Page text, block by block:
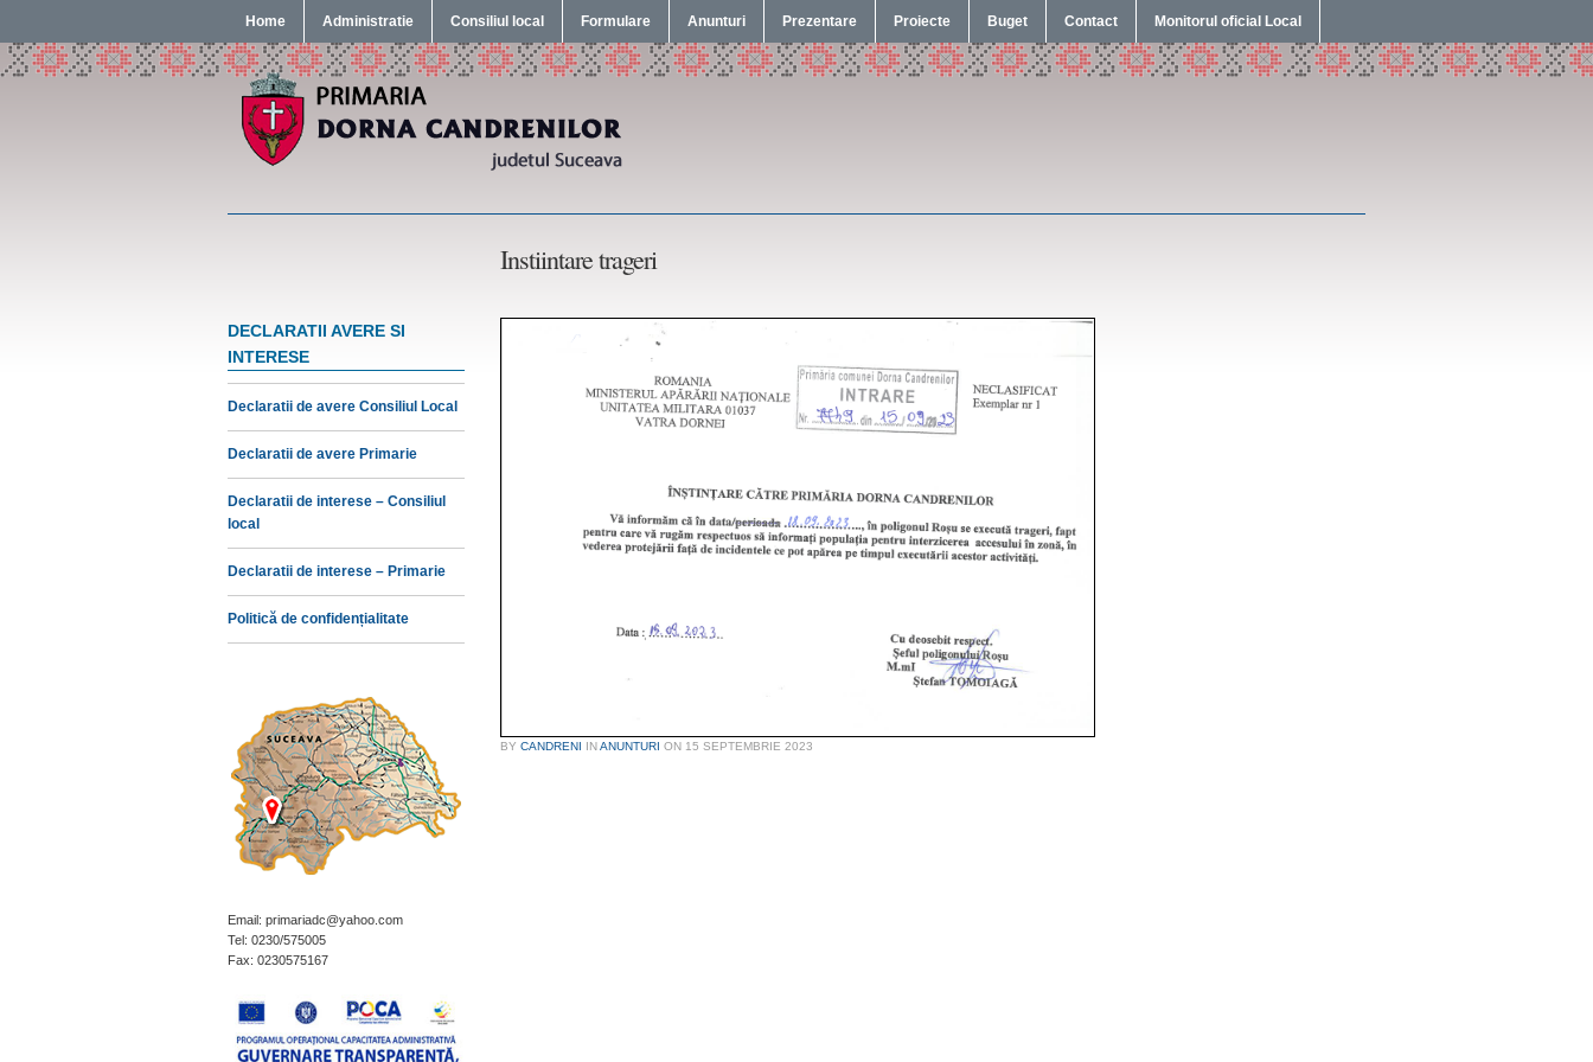
Home Administratie Consiliul local Formulare Anunturi Prezentare Proiecte Buget Contact Monitorul oficial Local
Instiintare trageri
DECLARATII AVERE SI
INTERESE
Declaratii de avere Consiliul Local
Declaratii de avere Primarie
Declaratii de interese – Consiliul
local
Declaratii de interese – Primarie
Politică de confidențialitate
Email: primariadc@yahoo.com
Tel: 0230/575005
Fax: 0230575167
BY CANDRENI IN ANUNTURI ON 15 SEPTEMBRIE 2023